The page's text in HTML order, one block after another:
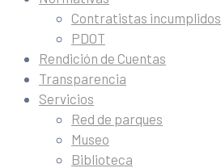
Contratistas incumplidos
PDOT
Rendición de Cuentas
Transparencia
Servicios
Red de parques
Museo
Biblioteca